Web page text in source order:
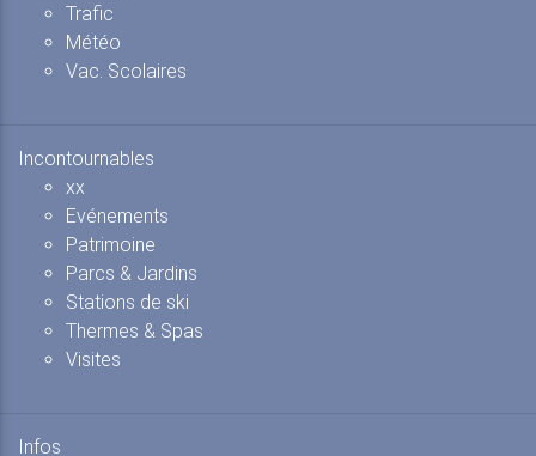
Trafic
Météo
Vac. Scolaires
Incontournables
xx
Evénements
Patrimoine
Parcs & Jardins
Stations de ski
Thermes & Spas
Visites
Infos